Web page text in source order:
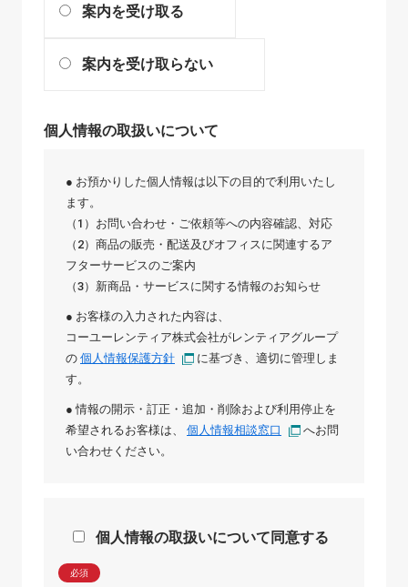
案内を受け取る
案内を受け取らない
個人情報の取扱いについて
● お預かりした個人情報は以下の目的で利用いたし
ます。
（1）お問い合わせ・ご依頼等への内容確認、対応
（2）商品の販売・配送及びオフィスに関連するア
フターサービスのご案内
（3）新商品・サービスに関する情報のお知らせ
● お客様の入力された内容は、
コーユーレンティア株式会社がレンティアグループ
の 個人情報保護方針
に基づき、適切に管理しま
す。
● 情報の開示・訂正・追加・削除および利用停止を
希望されるお客様は、 個人情報相談窓口
へお問
い合わせください。
個人情報の取扱いについて同意する
必須